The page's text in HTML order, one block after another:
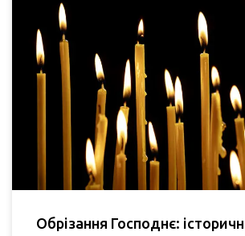
Обрізання Господнє: